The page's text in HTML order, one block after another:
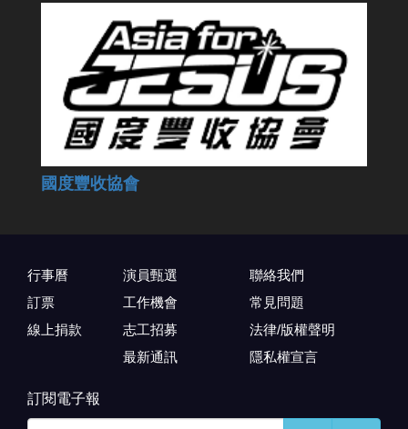
國度豐收協會
行事曆
訂票
線上捐款
演員甄選
工作機會
志工招募
最新通訊
聯絡我們
常見問題
法律/版權聲明
隱私權宣言
訂閱電子報